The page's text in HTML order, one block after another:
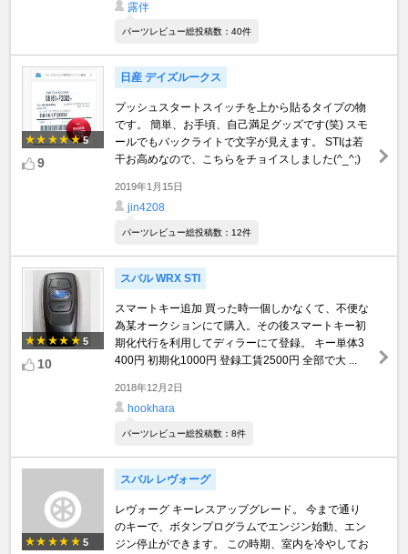
露伴
パーツレビュー総投稿数：40件
5
9
日産 デイズルークス
プッシュスタートスイッチを上から貼るタイプの物
です。 簡単、お手頃、自己満足グッズです(笑) スモ
ールでもバックライトで文字が見えます。 STIは若
干お高めなので、こちらをチョイスしました(^_^;)
2019年1月15日
jin4208
パーツレビュー総投稿数：12件
5
10
スバル WRX STI
スマートキー追加 買った時一個しかなくて、不便な
為某オークションにて購入。その後スマートキー初
期化代行を利用してディラーにて登録。 キー単体3
400円 初期化1000円 登録工賃2500円 全部で大 ...
2018年12月2日
hookhara
パーツレビュー総投稿数：8件
5
スバル レヴォーグ
レヴォーグ キーレスアップグレード。 今まで通り
のキーで、ボタンプログラムでエンジン始動、エン
ジン停止ができます。 この時期、室内を冷やしてお